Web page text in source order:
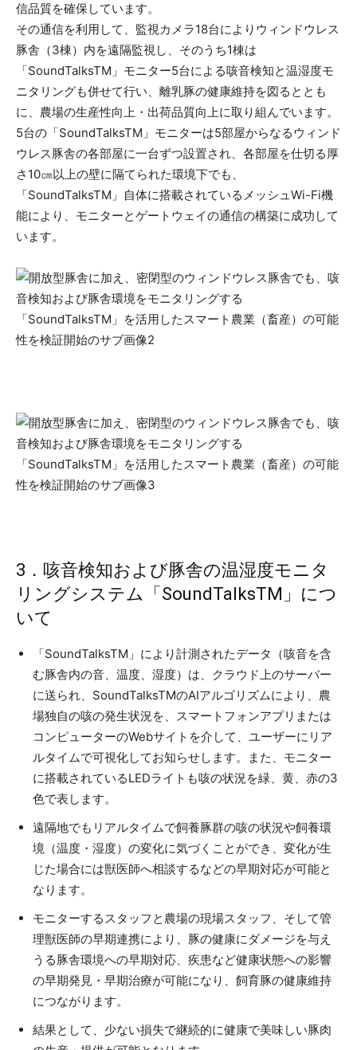
信品質を確保しています。
その通信を利用して、監視カメラ18台によりウィンドウレス
豚舎（3棟）内を遠隔監視し、そのうち1棟は
「SoundTalksTM」モニター5台による咳音検知と温湿度モ
ニタリングも併せて行い、離乳豚の健康維持を図るととも
に、農場の生産性向上・出荷品質向上に取り組んでいます。
5台の「SoundTalksTM」モニターは5部屋からなるウィンド
ウレス豚舎の各部屋に一台ずつ設置され、各部屋を仕切る厚
さ10㎝以上の壁に隔てられた環境下でも、
「SoundTalksTM」自体に搭載されているメッシュWi-Fi機
能により、モニターとゲートウェイの通信の構築に成功して
います。
3．咳音検知および豚舎の温湿度モニタ
リングシステム「SoundTalksTM」につ
いて
「SoundTalksTM」により計測されたデータ（咳音を含
む豚舎内の音、温度、湿度）は、クラウド上のサーバー
に送られ、SoundTalksTMのAIアルゴリズムにより、農
場独自の咳の発生状況を、スマートフォンアプリまたは
コンピューターのWebサイトを介して、ユーザーにリア
ルタイムで可視化してお知らせします。また、モニター
に搭載されているLEDライトも咳の状況を緑、黄、赤の3
色で表します。
遠隔地でもリアルタイムで飼養豚群の咳の状況や飼養環
境（温度・湿度）の変化に気づくことができ、変化が生
じた場合には獣医師へ相談するなどの早期対応が可能と
なります。
モニターするスタッフと農場の現場スタッフ、そして管
理獣医師の早期連携により、豚の健康にダメージを与え
うる豚舎環境への早期対応、疾患など健康状態への影響
の早期発見・早期治療が可能になり、飼育豚の健康維持
につながります。
結果として、少ない損失で継続的に健康で美味しい豚肉